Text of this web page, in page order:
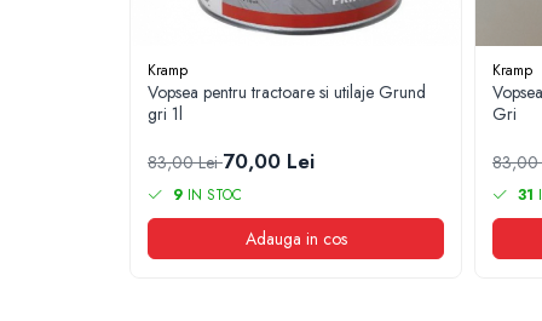
1.6.8. Echipamente & aparate de
Kramp
Vopsea pentru tractoare si utilaje Grund
gri 1l
83,00 Lei70,00 Lei
9 IN STOC
Adauga in cos
Kramp
Gri
31